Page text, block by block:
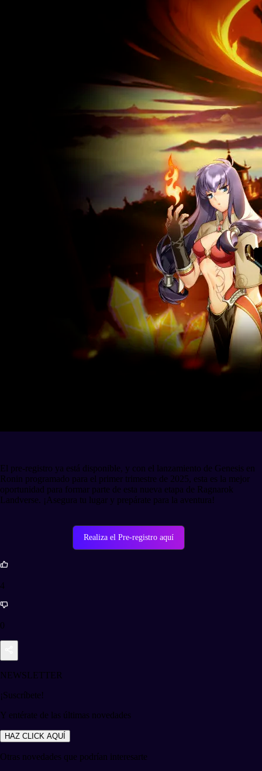
El pre-registro ya está disponible, y con el lanzamiento de Genesis en
Ronin programado para el primer trimestre de 2025, esta es la mejor
oportunidad para formar parte de esta nueva etapa de Ragnarok
Landverse. ¡Asegura tu lugar y prepárate para la aventura!
Realiza el Pre-registro aquí
4
0
NEWSLETTER
¡Suscríbete!
Y entérate de las últimas novedades
HAZ CLICK AQUÍ
Otras novedades que podrían interesarte